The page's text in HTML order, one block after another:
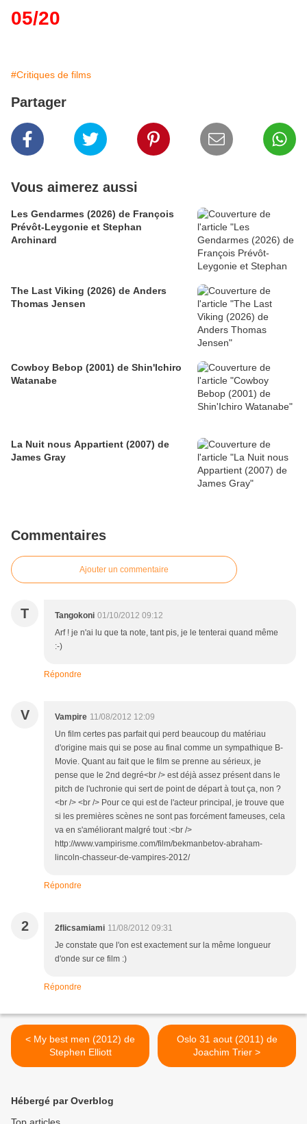
05/20
#Critiques de films
Partager
Vous aimerez aussi
Les Gendarmes (2026) de François
Prévôt-Leygonie et Stephan
Archinard
The Last Viking (2026) de Anders
Thomas Jensen
Cowboy Bebop (2001) de Shin'Ichiro
Watanabe
La Nuit nous Appartient (2007) de
James Gray
Commentaires
Ajouter un commentaire
T Tangokoni 01/10/2012 09:12
Arf ! je n'ai lu que ta note, tant pis, je le tenterai quand même
:-)
Répondre
V Vampire 11/08/2012 12:09
Un film certes pas parfait qui perd beaucoup du matériau
d'origine mais qui se pose au final comme un sympathique B-
Movie. Quant au fait que le film se prenne au sérieux, je
pense que le 2nd degré<br /> est déjà assez présent dans le
pitch de l'uchronie qui sert de point de départ à tout ça, non ?
<br /> <br /> Pour ce qui est de l'acteur principal, je trouve que
si les premières scènes ne sont pas forcément fameuses, cela
va en s'améliorant malgré tout :<br />
http://www.vampirisme.com/film/bekmanbetov-abraham-
lincoln-chasseur-de-vampires-2012/
Répondre
2 2flicsamiami 11/08/2012 09:31
Je constate que l'on est exactement sur la même longueur
d'onde sur ce film :)
Répondre
< My best men (2012) de
Stephen Elliott
Oslo 31 aout (2011) de
Joachim Trier >
Hébergé par Overblog